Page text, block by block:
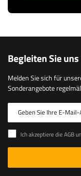
Begleiten Sie uns
Melden Sie sich für
Sonderangebote
Geben Sie Ihre E-
Ich akzeptiere die AGB und